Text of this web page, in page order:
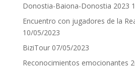
Donostia-Baiona-Donostia 2023
Encuentro con jugadores de la
10/05/2023
BiziTour 07/05/2023
Reconocimientos emocionantes